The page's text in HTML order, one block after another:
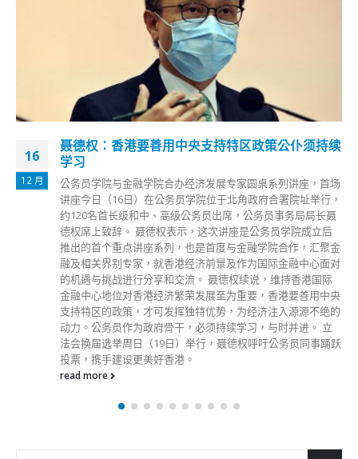
16
12 月
聂德权：香港要善用中央支持特区政策公仆须持续
学习
公务员学院与金融学院合办经济发展专家圆桌系列讲座，首场
讲座今日（16日）在公务员学院位于北角政府合署院址举行，
约120名首长级和中、高级公务员出席，公务员事务局局长聂
德权席上致辞。 聂德权表示，这次讲座是公务员学院成立后
推出的首个重点讲座系列，也是首度与金融学院合作，汇聚金
融及相关界别专家，就香港经济前景及作为国际金融中心面对
的机遇与挑战进行分享和交流。 聂德权续说，维持香港国际
金融中心地位对香港经济繁荣发展至为重要，香港要善用中央
支持特区的政策，才可发挥独特优势，为经济注入源源不绝的
动力。公务员作为政府骨干，必须持续学习，与时并进。 立
法会换届选举周日（19日）举行，聂德权呼吁公务员同事踊跃
投票，携手建设更美好香港。
read more